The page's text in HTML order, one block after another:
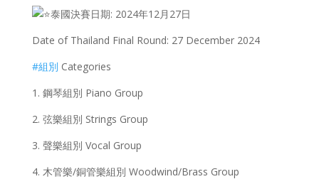
泰國決賽日期: 2024年12月27日
Date of Thailand Final Round: 27 December 2024
#組別 Categories
1. 鋼琴組別 Piano Group
2. 弦樂組別 Strings Group
3. 聲樂組別 Vocal Group
4. 木管樂/銅管樂組別 Woodwind/Brass Group